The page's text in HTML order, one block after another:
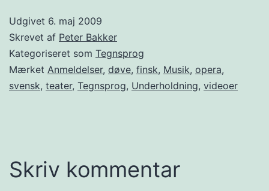
Udgivet 6. maj 2009
Skrevet af Peter Bakker
Kategoriseret som Tegnsprog
Mærket Anmeldelser, døve, finsk, Musik, opera,
svensk, teater, Tegnsprog, Underholdning, videoer
Skriv kommentar